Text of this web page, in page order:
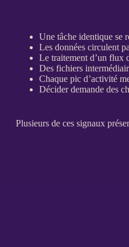
Une tâche identique se
Les données circulent
Le traitement d’un flux
Des fichiers
Chaque pic d’activité
Décider demande des
Plusieurs de ces signaux